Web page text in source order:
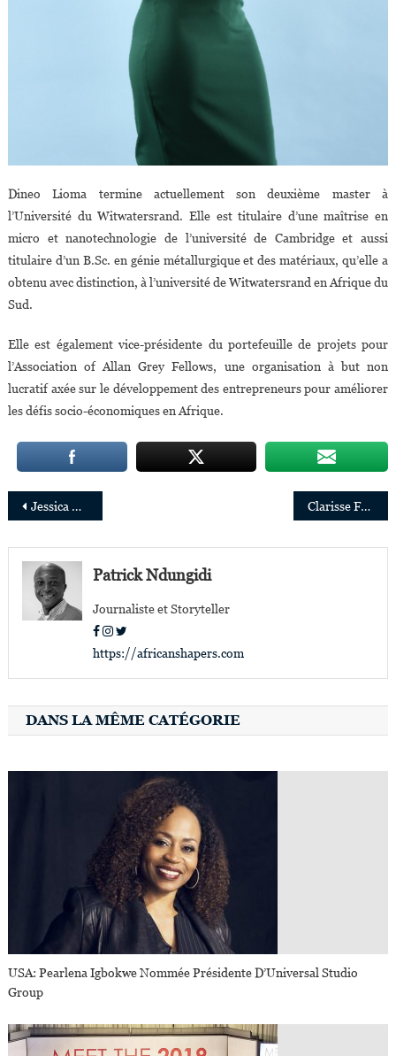
Dineo Lioma termine actuellement son deuxième master à
l’Université du Witwatersrand. Elle est titulaire d’une maîtrise en
micro et nanotechnologie de l’université de Cambridge et aussi
titulaire d’un B.Sc. en génie métallurgique et des matériaux, qu’elle a
obtenu avec distinction, à l’université de Witwatersrand en Afrique du
Sud.
Elle est également vice-présidente du portefeuille de projets pour
l’Association of Allan Grey Fellows, une organisation à but non
lucratif axée sur le développement des entrepreneurs pour améliorer
les défis socio-économiques en Afrique.
Navigation
de
l’article
Jessica Anuna, 27 ans, figure montante du e-commerce en Afrique Clarisse Falanga : « Mes recherches visent à résoudre un épineux problème de santé publique en RDC »
Patrick Ndungidi
Journaliste et Storyteller
https://africanshapers.com
DANS LA MÊME CATÉGORIE
USA: Pearlena Igbokwe Nommée Présidente D’Universal Studio
Group